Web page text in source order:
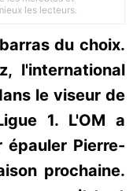
les lecteurs.
du choix.
l'international
le viseur de
1. L'OM a
Pierre-
prochaine.